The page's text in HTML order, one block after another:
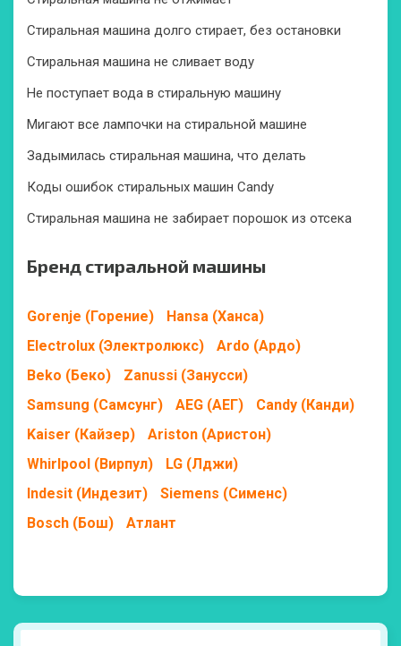
Стиральная машина долго стирает, без остановки
Стиральная машина не сливает воду
Не поступает вода в стиральную машину
Мигают все лампочки на стиральной машине
Задымилась стиральная машина, что делать
Коды ошибок стиральных машин Candy
Стиральная машина не забирает порошок из отсека
Бренд стиральной машины
Gorenje (Горение)
Hansa (Ханса)
Electrolux (Электролюкс)
Ardo (Ардо)
Beko (Беко)
Zanussi (Занусси)
Samsung (Самсунг)
AEG (АЕГ)
Candy (Канди)
Kaiser (Кайзер)
Ariston (Аристон)
Whirlpool (Вирпул)
LG (Лджи)
Indesit (Индезит)
Siemens (Сименс)
Bosch (Бош)
Атлант